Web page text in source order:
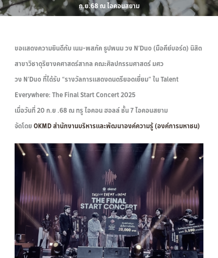
ก.ย.68 ณ ไอคอนสยาม
ขอแสดงความยินดีกับ เนม-พสภัค ธูปพนม วง N’Duo (มือคีย์บอร์ด) นิสิต
สาขาวิชาดุริยางคศาสตร์สากล คณะศิลปกรรมศาสตร์ มศว
วง N’Duo ที่ได้รับ “รางวัลการแสดงดนตรียอดเยี่ยม” ใน Talent
Everywhere: The Final Start Concert 2025
เมื่อวันที่ 20 ก.ย .68 ณ ทรู ไอคอน ฮอลล์ ชั้น 7 ไอคอนสยาม
จัดโดยOKMD สำนักงานบริหารและพัฒนาองค์ความรู้ (องค์การมหาชน)